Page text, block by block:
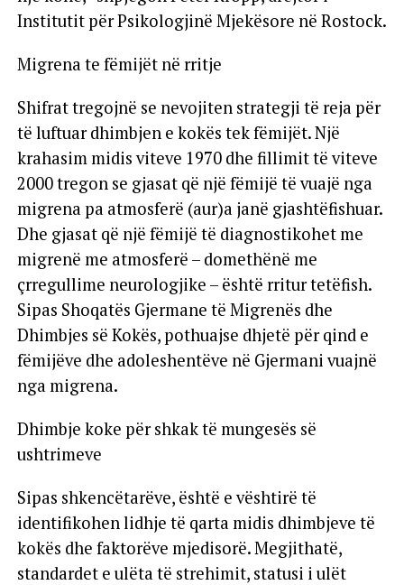
Institutit për Psikologjinë Mjekësore në Rostock.
Migrena te fëmijët në rritje
Shifrat tregojnë se nevojiten strategji të reja për
të luftuar dhimbjen e kokës tek fëmijët. Një
krahasim midis viteve 1970 dhe fillimit të viteve
2000 tregon se gjasat që një fëmijë të vuajë nga
migrena pa atmosferë (aur)a janë gjashtëfishuar.
Dhe gjasat që një fëmijë të diagnostikohet me
migrenë me atmosferë – domethënë me
çrregullime neurologjike – është rritur tetëfish.
Sipas Shoqatës Gjermane të Migrenës dhe
Dhimbjes së Kokës, pothuajse dhjetë për qind e
fëmijëve dhe adoleshentëve në Gjermani vuajnë
nga migrena.
Dhimbje koke për shkak të mungesës së
ushtrimeve
Sipas shkencëtarëve, është e vështirë të
identifikohen lidhje të qarta midis dhimbjeve të
kokës dhe faktorëve mjedisorë. Megjithatë,
standardet e ulëta të strehimit, statusi i ulët